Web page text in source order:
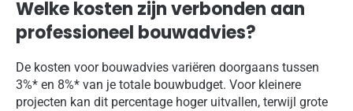
Welke kosten zijn verbonden aan
professioneel bouwadvies?
De kosten voor bouwadvies variëren doorgaans tussen
3%* en 8%* van je totale bouwbudget. Voor kleinere
projecten kan dit percentage hoger uitvallen, terwijl grote